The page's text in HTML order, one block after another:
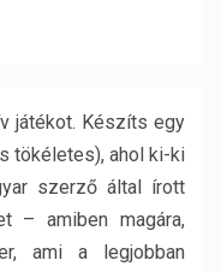
játékot. Készíts egy
tökéletes), ahol ki-ki
szerző által írott
– amiben magára,
ami a legjobban